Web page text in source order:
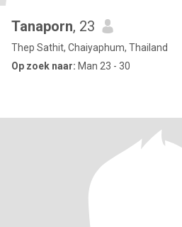
Tanaporn, 23
Thep Sathit, Chaiyaphum, Thailand
Op zoek naar: Man 23 - 30